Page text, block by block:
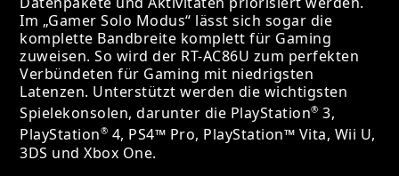
Im „Gamer Solo Modus“ lässt sich sogar die
komplette Bandbreite komplett für Gaming
zuweisen. So wird der RT-AC86U zum perfekten
Verbündeten für Gaming mit niedrigsten
Latenzen. Unterstützt werden die wichtigsten
Spielekonsolen, darunter die PlayStation® 3,
PlayStation® 4, PS4™ Pro, PlayStation™ Vita, Wii U,
3DS und Xbox One.